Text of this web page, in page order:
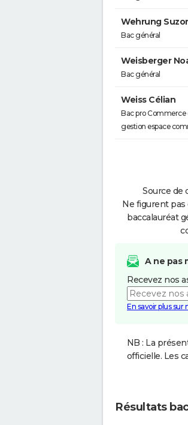
Wehrung
Bac général
Weisberger
Bac général
Weiss Célian
Bac pro Commerce
gestion espace
Source de
Ne figurent pas
baccalauréat
A ne pas
Recevez nos
En savoir plus sur
NB : La
officielle. Les
Résultats